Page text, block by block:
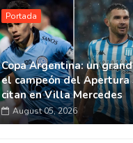
Portada
Copa Argentina: un
el campeón del Apertura
citan en Villa Mercedes
August 05, 2026